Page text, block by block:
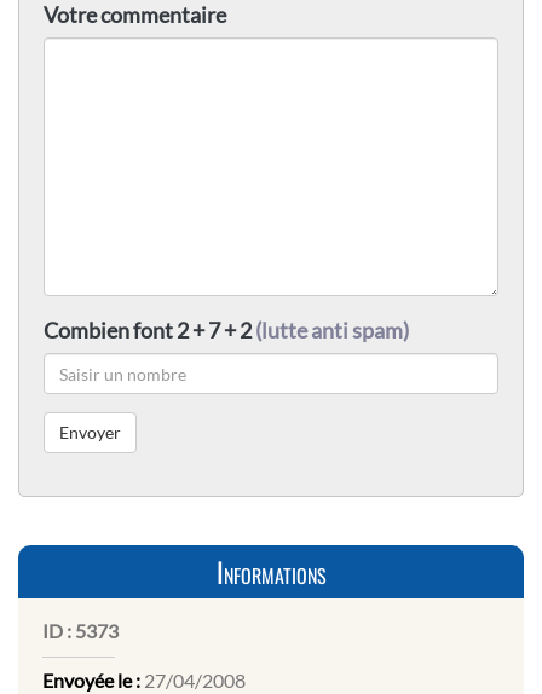
Votre commentaire
Combien font 2 + 7 + 2(lutte anti spam)
Informations
ID : 5373
Envoyée le : 27/04/2008